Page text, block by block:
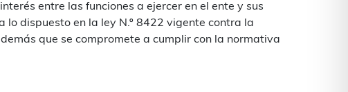
entre las funciones a ejercer en el ente y sus
lo dispuesto en la ley N.º 8422 vigente contra la
que se compromete a cumplir con la normativa